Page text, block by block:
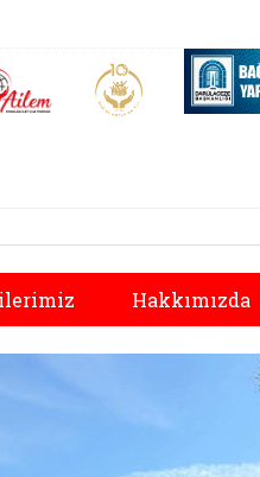
Aile (yeni sekmede açılır)
AİLEM İletişim Merkezi (yeni
Aile ve Nüfus On
Hakkımızda